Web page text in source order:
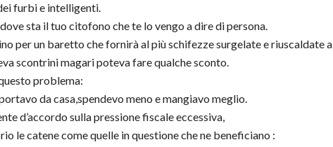
furbi e intelligenti.
sta il tuo citofono che te lo vengo a dire di persona.
per un baretto che fornirà al più schifezze surgelate e riuscaldate
scontrini magari poteva fare qualche sconto.
problema:
da casa,spendevo meno e mangiavo meglio.
d’accordo sulla pressione fiscale eccessiva,
le catene come quelle in questione che ne beneficiano :